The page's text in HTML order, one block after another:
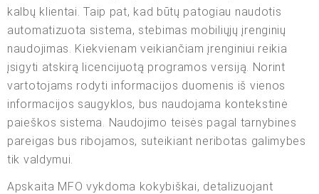
kalbų klientai. Taip pat, kad būtų patogiau naudotis
automatizuota sistema, stebimas mobiliųjų įrenginių
naudojimas. Kiekvienam veikiančiam įrenginiui reikia
įsigyti atskirą licencijuotą programos versiją. Norint
vartotojams rodyti informacijos duomenis iš vienos
informacijos saugyklos, bus naudojama kontekstinė
paieškos sistema. Naudojimo teisės pagal tarnybines
pareigas bus ribojamos, suteikiant neribotas galimybes
tik valdymui.
Apskaita MFO vykdoma kokybiškai, detalizuojant